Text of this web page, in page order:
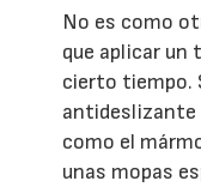
No es como
que aplicar un
cierto tiempo.
antideslizante
como el
unas mopas